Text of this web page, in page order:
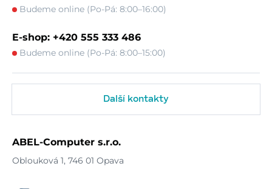
Budeme online (Po-Pá: 8:00–16:00)
E-shop: +420 555 333 486
Budeme online (Po-Pá: 8:00–15:00)
Další kontakty
ABEL-Computer s.r.o.
Oblouková 1, 746 01 Opava